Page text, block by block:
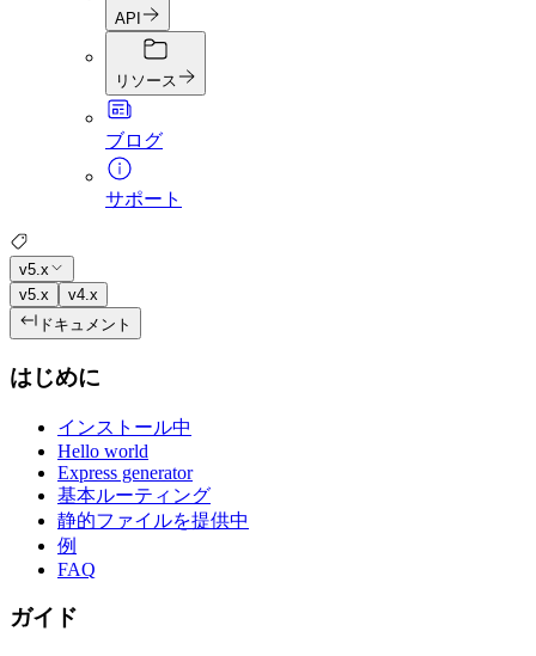
API
リソース
ブログ
サポート
v5.x
v5.x
v4.x
ドキュメント
はじめに
インストール中
Hello world
Express generator
基本ルーティング
静的ファイルを提供中
例
FAQ
ガイド